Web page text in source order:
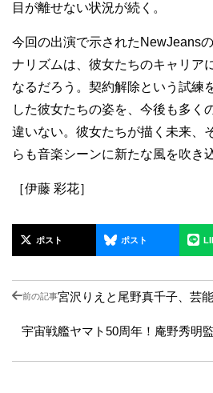
目が離せない状況が続く。
今回の出演で示されたNewJeans
ナリズムは、彼女たちのキャリア
なるだろう。契約解除という試練
した彼女たちの姿を、今後も多く
違いない。彼女たちが描く未来、
らも音楽シーンに新たな風を吹き
［伊藤 彩花］
ポスト ポスト
前の記事宮沢りえと尾野真千子、芸
宇宙戦艦ヤマト50周年！庵野秀明